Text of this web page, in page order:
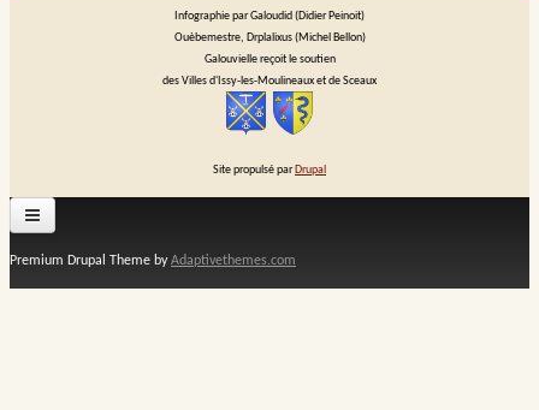
Infographie par Galoudid (Didier Peinoit)
Ouèbemestre, Drplalixus (Michel Bellon)
Galouvielle reçoit le soutien
des Villes d'Issy-les-Moulineaux et de Sceaux
Site propulsé parDrupal
Premium Drupal Theme byAdaptivethemes.com